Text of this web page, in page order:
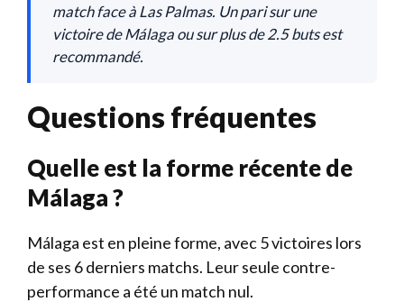
match face à Las Palmas. Un pari sur une
victoire de Málaga ou sur plus de 2.5 buts est
recommandé.
Questions fréquentes
Quelle est la forme récente de
Málaga ?
Málaga est en pleine forme, avec 5 victoires lors
de ses 6 derniers matchs. Leur seule contre-
performance a été un match nul.